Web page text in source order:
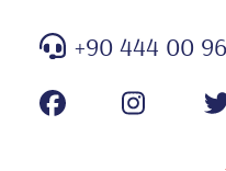
+90 444 00 96